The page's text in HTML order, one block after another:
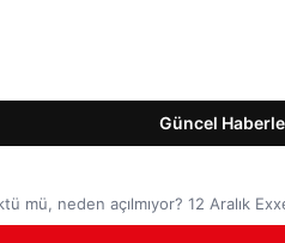
Güncel
mü, neden açılmıyor? 12 Aralık